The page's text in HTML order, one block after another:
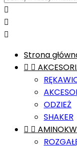



Strona
 
ODZIEŻ
SHAKER
 